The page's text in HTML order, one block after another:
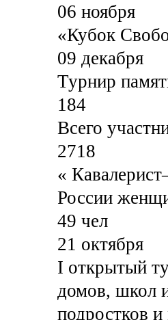
06 ноября
«Кубок
09 декабря
Турнир
184
Всего
2718
«
России
49 чел
21 октября
I открытый
домов, школ
подростков